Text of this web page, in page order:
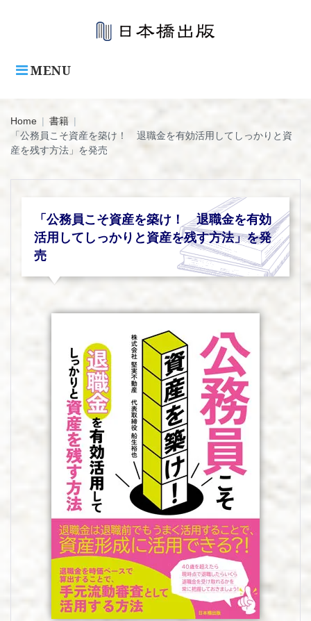
MENU
Home | 書籍 |
「公務員こそ資産を築け！ 退職金を有効活用してしっかりと資
産を残す方法」を発売
「公務員こそ資産を築け！ 退職金を有効
活用してしっかりと資産を残す方法」を発
売